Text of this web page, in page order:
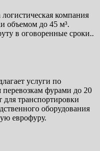
компания
объемом до 45 м³.
в оговоренные сроки..
услуги по
фурами до 20
транспортировки
оборудования
еврофуру.